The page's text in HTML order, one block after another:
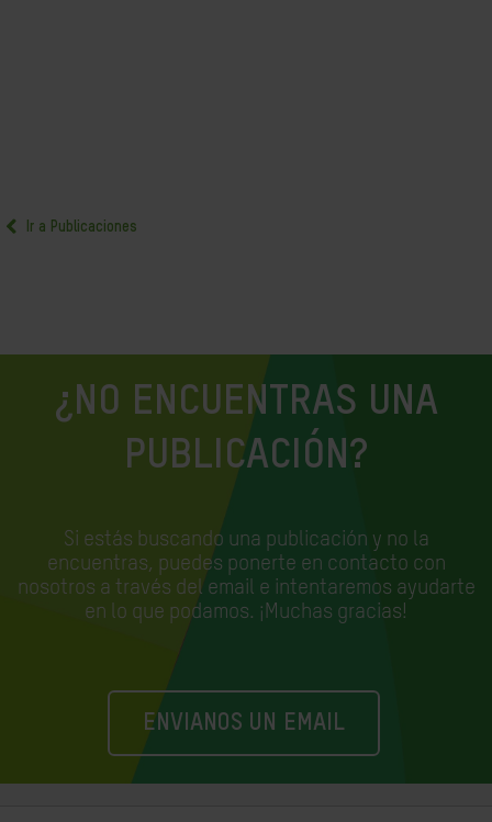
Ir a Publicaciones
¿NO ENCUENTRAS UNA
PUBLICACIÓN?
Si estás buscando una publicación y no la
encuentras, puedes ponerte en contacto con
nosotros a través del email e intentaremos ayudarte
en lo que podamos. ¡Muchas gracias!
ENVIANOS UN EMAIL